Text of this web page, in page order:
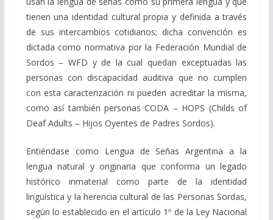
tienen una identidad cultural propia y definida a través
de sus intercambios cotidianos; dicha convención es
dictada como normativa por la Federación Mundial de
Sordos – WFD y de la cual quedan exceptuadas las
personas con discapacidad auditiva que no cumplen
con esta caracterización ni pueden acreditar la misma,
como así también personas CODA – HOPS (Childs of
Deaf Adults – Hijos Oyentes de Padres Sordos).
Entiéndase como Lengua de Señas Argentina a la
lengua natural y originaria que conforma un legado
histórico inmaterial como parte de la identidad
lingüística y la herencia cultural de las Personas Sordas,
según lo establecido en el artículo 1º de la Ley Nacional